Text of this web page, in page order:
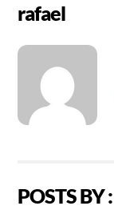
rafael
POSTS BY :